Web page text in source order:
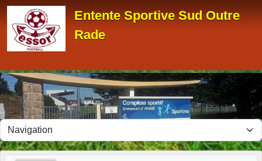
Entente Sportive Sud Outre
Rade
Panneau de gestion des cookies